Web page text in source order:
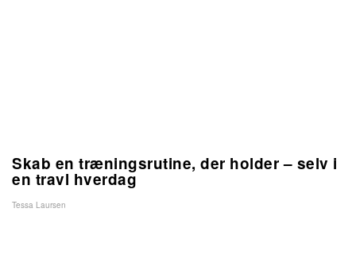
Skab en træningsrutine, der holder – selv i
en travl hverdag
Tessa Laursen